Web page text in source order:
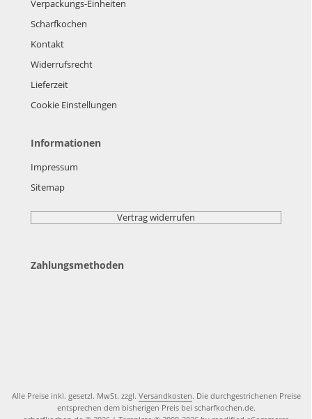
Verpackungs-Einheiten
Scharfkochen
Kontakt
Widerrufsrecht
Lieferzeit
Cookie Einstellungen
Informationen
Impressum
Sitemap
Vertrag widerrufen
Zahlungsmethoden
Alle Preise inkl. gesetzl. MwSt. zzgl. Versandkosten. Die durchgestrichenen Preise
entsprechen dem bisherigen Preis bei scharfkochen.de.